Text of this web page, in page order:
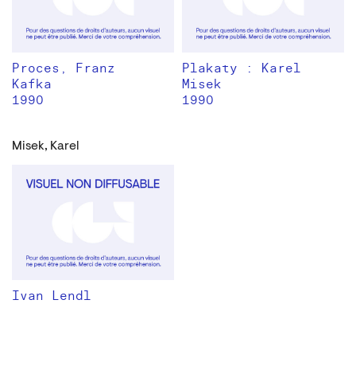
Proces, Franz
Kafka
1990
Plakaty : Karel
Misek
1990
Misek, Karel
Ivan Lendl